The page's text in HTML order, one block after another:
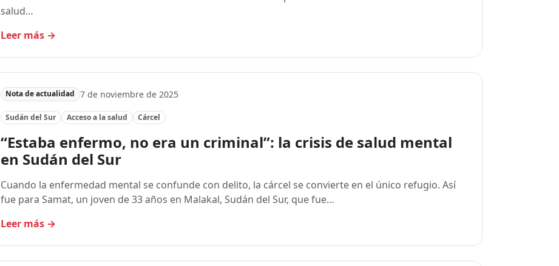
salud…
Leer más →
Nota de actualidad 7 de noviembre de 2025
Sudán del Sur Acceso a la salud Cárcel
“Estaba enfermo, no era un criminal”: la crisis de salud mental
en Sudán del Sur
Cuando la enfermedad mental se confunde con delito, la cárcel se convierte en el único refugio. Así
fue para Samat, un joven de 33 años en Malakal, Sudán del Sur, que fue…
Leer más →